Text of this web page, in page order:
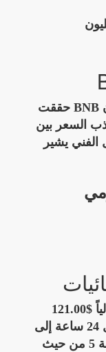
تظهر بيانات الـ 24 ساعة الأخيرة أن BNB حققت
حيث تذبذب السعر بين
التحليل الفني يشير
تبلغ القيمة السوقية لعملة BNB حالياً $121.00
مليار، بينما يصل حجم التداول خلال 24 ساعة إلى
$793.86 مليون. تحتل العملة المرتبة 5 من حيث